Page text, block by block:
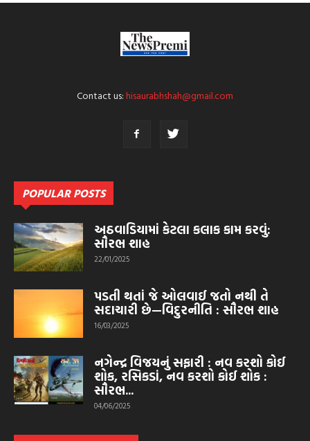
Contact us:hisaurabhshah@gmail.com
POPULAR POSTS
અઠવાડિયામાં કેટલા કલાક કામ કરવું:
સૌરભ શાહ
22/01/2025
પડતી થતાં જે ઓલવાઈ જતો નથી તે
સદાચારી છે—વિદુરનીતિ : સૌરભ શાહ
16/03/2025
નગેન્દ્ર વિજયનું સફારી : નવ કરશો કોઈ
શોક, રસિકડાં, નવ કરશો કોઈ શોક :
સૌરભ...
04/06/2025